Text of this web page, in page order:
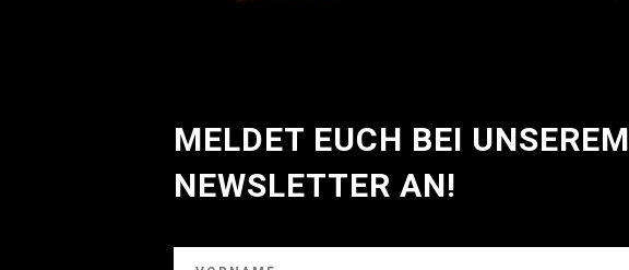
MELDET EUCH BEI UNSEREM
NEWSLETTER AN!